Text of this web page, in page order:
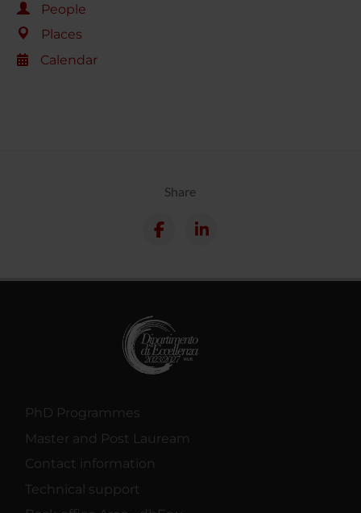
People
Places
Calendar
Share
PhD Programmes
Master and Post Lauream
Contact information
Technical support